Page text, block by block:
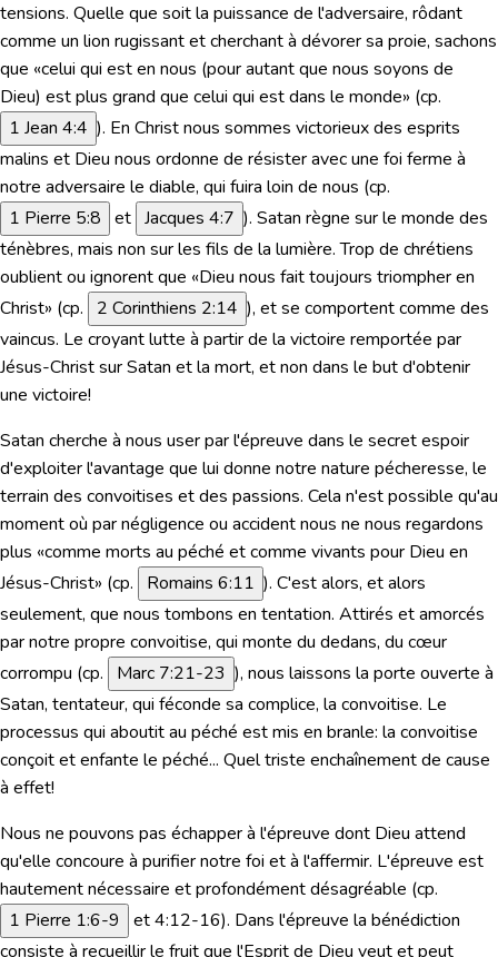
tensions. Quelle que soit la puissance de l'adversaire, rôdant
comme un lion rugissant et cherchant à dévorer sa proie, sachons
que «celui qui est en nous (pour autant que nous soyons de
Dieu) est plus grand que celui qui est dans le monde» (cp.
1 Jean 4:4 ). En Christ nous sommes victorieux des esprits
malins et Dieu nous ordonne de résister avec une foi ferme à
notre adversaire le diable, qui fuira loin de nous (cp.
1 Pierre 5:8 et Jacques 4:7 ). Satan règne sur le monde des
ténèbres, mais non sur les fils de la lumière. Trop de chrétiens
oublient ou ignorent que «Dieu nous fait toujours triompher en
Christ» (cp.
2 Corinthiens 2:14 ), et se comportent comme des
vaincus. Le croyant lutte à partir de la victoire remportée par
Jésus-Christ sur Satan et la mort, et non dans le but d'obtenir
une victoire!
Satan cherche à nous user par l'épreuve dans le secret espoir
d'exploiter l'avantage que lui donne notre nature pécheresse, le
terrain des convoitises et des passions. Cela n'est possible qu'au
moment où par négligence ou accident nous ne nous regardons
plus «comme morts au péché et comme vivants pour Dieu en
Jésus-Christ» (cp. Romains 6:11 ). C'est alors, et alors
seulement, que nous tombons en tentation. Attirés et amorcés
par notre propre convoitise, qui monte du dedans, du cœur
corrompu (cp.
Marc 7:21-23 ), nous laissons la porte ouverte à
Satan, tentateur, qui féconde sa complice, la convoitise. Le
processus qui aboutit au péché est mis en branle: la convoitise
conçoit et enfante le péché... Quel triste enchaînement de cause
à effet!
Nous ne pouvons pas échapper à l'épreuve dont Dieu attend
qu'elle concoure à purifier notre foi et à l'affermir. L'épreuve est
hautement nécessaire et profondément désagréable (cp.
1 Pierre 1:6-9
et 4:12-16). Dans l'épreuve la bénédiction
consiste à recueillir le fruit que l'Esprit de Dieu veut et peut